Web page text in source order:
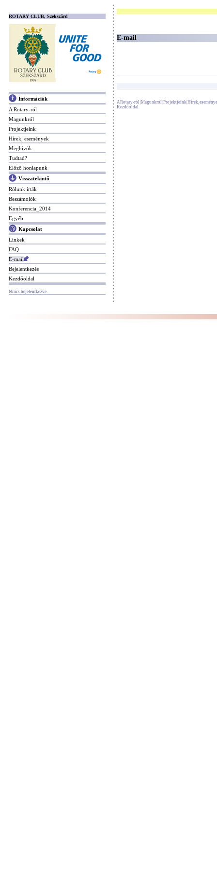
ROTARY CLUB, Szekszárd
Információk
A Rotary-ról
Magunkról
Projektjeink
Hírek, események
Meghívók
Tudtad?
Előző honlapunk
Visszatekintő
Rólunk írták
Beszámolók
Konferencia_2014
Egyéb
Kapcsolat
Linkek
FAQ
E-mail
Bejelentkezés
Kezdőoldal
Nincs bejelentkezve.
E-mail
A Rotary-ról |Magunkról Projektjeink|Hírek,
Kezdőoldal